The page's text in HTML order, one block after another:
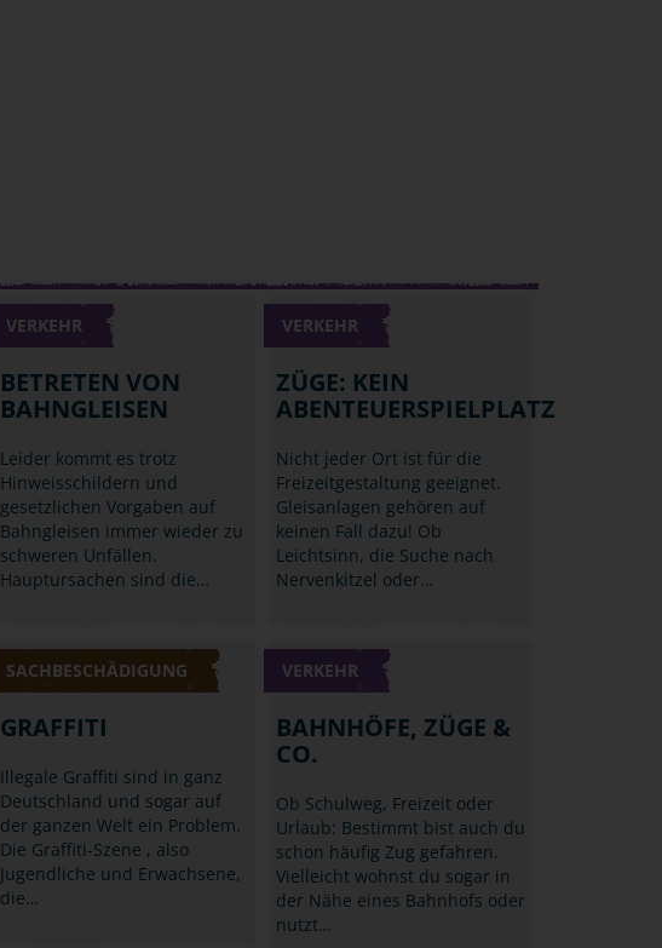
VERKEHR
BETRETEN VON
BAHNGLEISEN
Leider kommt es trotz
Hinweisschildern und
gesetzlichen Vorgaben auf
Bahngleisen immer wieder zu
schweren Unfällen.
Hauptursachen sind die…
VERKEHR
ZÜGE: KEIN
ABENTEUERSPIELPLATZ
Nicht jeder Ort ist für die
Freizeitgestaltung geeignet.
Gleisanlagen gehören auf
keinen Fall dazu! Ob
Leichtsinn, die Suche nach
Nervenkitzel oder…
SACHBESCHÄDIGUNG
GRAFFITI
Illegale Graffiti sind in ganz
Deutschland und sogar auf
der ganzen Welt ein Problem.
Die Graffiti-Szene , also
Jugendliche und Erwachsene,
die…
VERKEHR
BAHNHÖFE, ZÜGE &
CO.
Ob Schulweg, Freizeit oder
Urlaub: Bestimmt bist auch du
schon häufig Zug gefahren.
Vielleicht wohnst du sogar in
der Nähe eines Bahnhofs oder
nutzt…